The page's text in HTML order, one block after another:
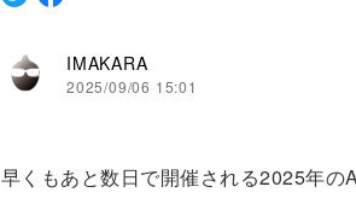
IMAKARA
2025/09/06 15:01
早くもあと数日で開催される2025年